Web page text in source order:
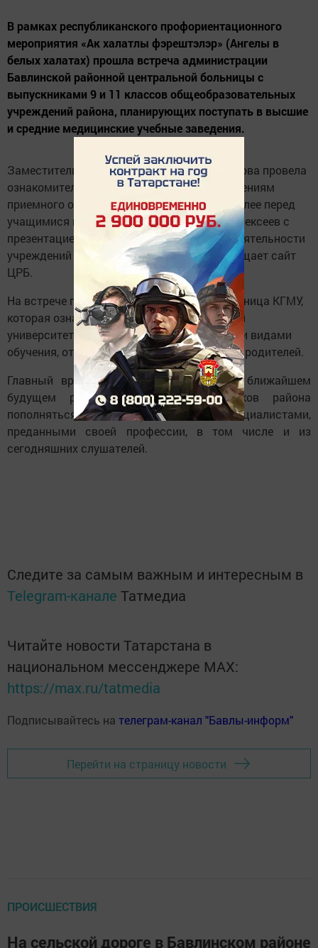
В рамках республиканского профориентационного
мероприятия «Ак халатлы фэрештэлэр» (Ангелы в
белых халатах) прошла встреча администрации
Бавлинской районной центральной больницы с
выпускниками 9 и 11 классов общеобразовательных
учреждений района, планирующих поступать в высшие
и средние медицинские учебные заведения.
Заместитель главного врача Татьяна Фролова провела
ознакомительную экскурсию по подразделениям
приемного отделения, поликлиники ЦРБ. Далее перед
учащимися выступил главный врач Глеб Алексеев с
презентацией по основным показателям деятельности
учреждений здравоохранения района, сообщает сайт
ЦРБ.
На встрече приняла участие представительница КГМУ,
которая ознакомила с историей, кафедрами
университета, специальностями, формами и видами
обучения, ответила на вопросы учащихся и родителей.
Главный врач выразил надежду, что в ближайшем
будущем ряды медицинских работников района
пополняться высокообразованными специалистами,
преданными своей профессии, в том числе и из
сегодняшних слушателей.
Следите за самым важным и интересным в
Telegram-канале Татмедиа
Читайте новости Татарстана в
национальном мессенджере MАХ:
https://max.ru/tatmedia
Подписывайтесь на телеграм-канал "Бавлы-информ"
Перейти на страницу новости
ПРОИСШЕСТВИЯ
На сельской дороге в Бавлинском районе